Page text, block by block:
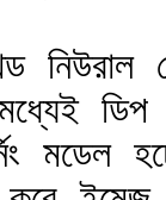
মডেল